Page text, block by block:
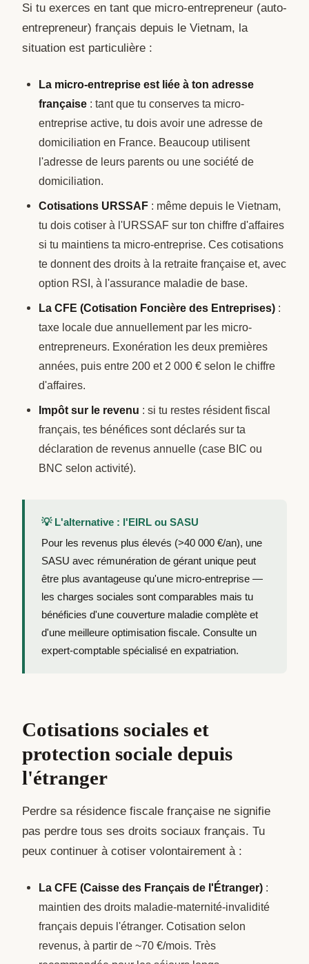
Si tu exerces en tant que micro-entrepreneur (auto-
entrepreneur) français depuis le Vietnam, la
situation est particulière :
La micro-entreprise est liée à ton adresse
française : tant que tu conserves ta micro-
entreprise active, tu dois avoir une adresse de
domiciliation en France. Beaucoup utilisent
l'adresse de leurs parents ou une société de
domiciliation.
Cotisations URSSAF : même depuis le Vietnam,
tu dois cotiser à l'URSSAF sur ton chiffre d'affaires
si tu maintiens ta micro-entreprise. Ces cotisations
te donnent des droits à la retraite française et, avec
option RSI, à l'assurance maladie de base.
La CFE (Cotisation Foncière des Entreprises) :
taxe locale due annuellement par les micro-
entrepreneurs. Exonération les deux premières
années, puis entre 200 et 2 000 € selon le chiffre
d'affaires.
Impôt sur le revenu : si tu restes résident fiscal
français, tes bénéfices sont déclarés sur ta
déclaration de revenus annuelle (case BIC ou
BNC selon activité).
💡 L'alternative : l'EIRL ou SASU
Pour les revenus plus élevés (>40 000 €/an), une
SASU avec rémunération de gérant unique peut
être plus avantageuse qu'une micro-entreprise —
les charges sociales sont comparables mais tu
bénéficies d'une couverture maladie complète et
d'une meilleure optimisation fiscale. Consulte un
expert-comptable spécialisé en expatriation.
Cotisations sociales et
protection sociale depuis
l'étranger
Perdre sa résidence fiscale française ne signifie
pas perdre tous ses droits sociaux français. Tu
peux continuer à cotiser volontairement à :
La CFE (Caisse des Français de l'Étranger) :
maintien des droits maladie-maternité-invalidité
français depuis l'étranger. Cotisation selon
revenus, à partir de ~70 €/mois. Très